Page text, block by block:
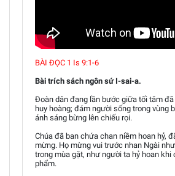
BÀI ĐỌC 1 Is 9:1-6
Bài trích sách ngôn sứ I-sai-a.
Đoàn dân đang lần bước giữa tối tăm
huy hoàng; đám người sống trong vùng
ánh sáng bừng lên chiếu rọi.
Chúa đã ban chứa chan niềm hoan hỷ,
mừng. Họ mừng vui trước nhan Ngài
trong mùa gặt, như người ta hỷ hoan khi
phẩm.